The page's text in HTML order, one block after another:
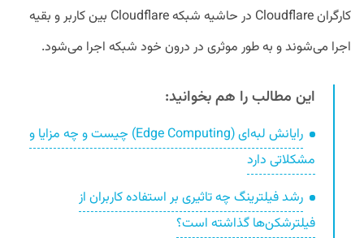
کارگران Cloudflare در حاشیه شبکه Cloudflare بین کاربر و بقیه
اجرا می‌شوند و به طور موثری در درون خود شبکه اجرا می‌شود.
این مطالب را هم بخوانید:
رایانش لبه‌ای (Edge Computing) چیست و چه مزایا و
مشکلاتی دارد
رشد فیلترینگ چه تاثیری بر استفاده کاربران از
فیلترشکن‌ها گذاشته است؟